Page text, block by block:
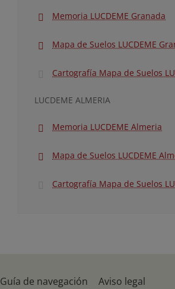
Memoria LUCDEME Granada
Mapa de Suelos LUCDEME
Cartografía Mapa de Suelos
LUCDEME ALMERIA
Memoria LUCDEME Almeria
Mapa de Suelos LUCDEME
Cartografía Mapa de Suelos
Guía de navegación Aviso legal